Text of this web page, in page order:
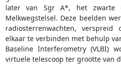
later van Sgr A*, het
Melkwegstelsel. Deze beelden
radiosterrenwachten,
elkaar te verbinden met behulp
Baseline Interferometry (VLBI)
virtuele telescoop ter grootte van